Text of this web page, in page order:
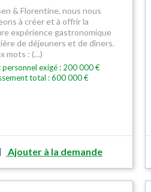
& Florentine, nous nous
à créer et à offrir la
expérience gastronomique
de déjeuners et de dîners.
mots : (…)
exigé : 200 000 €
total : 600 000 €
Ajouter à la demande